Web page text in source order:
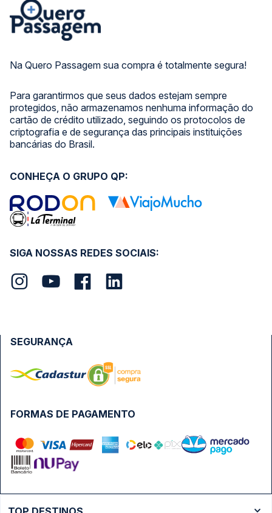
Na Quero Passagem sua compra é totalmente segura!
Para garantirmos que seus dados estejam sempre
protegidos, não armazenamos nenhuma informação do
cartão de crédito utilizado, seguindo os protocolos de
criptografia e de segurança das principais instituições
bancárias do Brasil.
SIGA NOSSAS REDES SOCIAIS:
CONHEÇA O GRUPO QP:
FORMAS DE PAGAMENTO
SEGURANÇA